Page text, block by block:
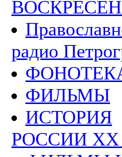
радио
ФИЛЬМЫ
ИСТОРИЯ
РОССИИ ХХ